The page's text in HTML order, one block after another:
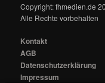
Copyright: fhmedien.de
Alle Rechte vorbehalten
Kontakt
AGB
Datenschutzerklärung
Impressum